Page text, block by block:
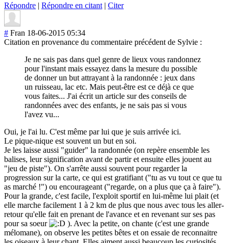
Répondre | Répondre en citant | Citer
# Fran 18-06-2015 05:34
Citation en provenance du commentaire précédent de Sylvie :
Je ne sais pas dans quel genre de lieux vous randonnez
pour l'instant mais essayez dans la mesure du possible
de donner un but attrayant à la randonnée : jeux dans
un ruisseau, lac etc. Mais peut-être est ce déjà ce que
vous faites... J'ai écrit un article sur des conseils de
randonnées avec des enfants, je ne sais pas si vous
l'avez vu...
Oui, je l'ai lu. C'est même par lui que je suis arrivée ici.
Le pique-nique est souvent un but en soi.
Je les laisse aussi "guider" la randonnée (on repère ensemble les
balises, leur signification avant de partir et ensuite elles jouent au
"jeu de piste"). On s'arrête aussi souvent pour regarder la
progression sur la carte, ce qui est gratifiant ("tu as vu tout ce que tu
as marché !") ou encourageant ("regarde, on a plus que ça à faire").
Pour la grande, c'est facile, l'exploit sportif en lui-même lui plait (et
elle marche facilement 1 à 2 km de plus que nous avec tous les aller-
retour qu'elle fait en prenant de l'avance et en revenant sur ses pas
pour sa soeur
). Avec la petite, on chante (c'est une grande
mélomane), on observe les petites bêtes et on essaie de reconnaitre